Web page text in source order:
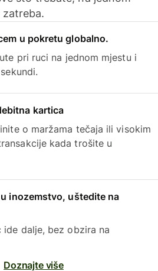
u pokretu globalno.
pri ruci na jednom mjestu i
kartica
o maržama tečaja ili visokim
kada trošite u
inozemstvo, uštedite na
ide dalje, bez obzira na
Doznajte više